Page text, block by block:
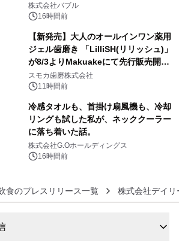
株式会社バブル
16時間前
【新発売】大人のオールインワン薬用
ジェル歯磨き 「LilliSH(リリッシュ)」
が8/3よりMakuakeにて先行販売開
始！
スモカ歯磨株式会社
11時間前
冷感タオルも、首掛け扇風機も、冷却
リングも試した私が、ネッククーラー
に落ち着いた話。
株式会社G.Oホールディングス
16時間前
食のプレスリリース一覧 株式会社デイリ